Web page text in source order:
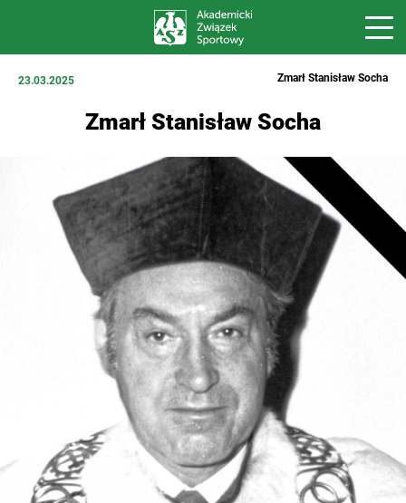
23.03.2025 Zmarł Stanisław Socha
Zmarł Stanisław Socha